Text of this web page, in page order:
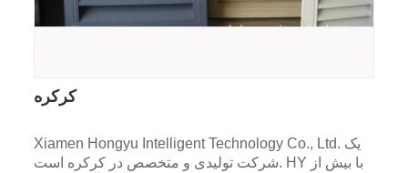
کرکره
Xiamen Hongyu Intelligent Technology Co., Ltd. یک
شرکت تولیدی و متخصص در کرکره است. HY با بیش از